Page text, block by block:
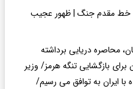
خط مقدم جنگ | ظهور عجیب
محاصره دریایی برداشته
بازگشایی تنگه هرمز/ وزیر
با ایران به توافق می رسیم/